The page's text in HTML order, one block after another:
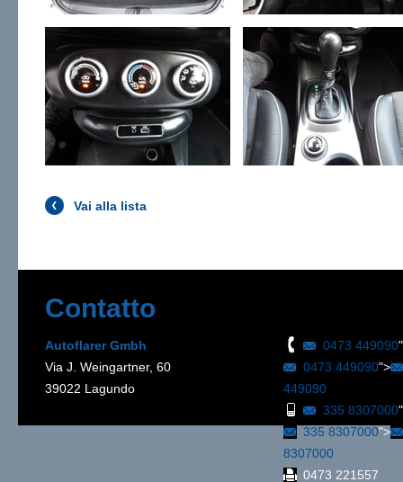
Vai alla lista
Contatto
Autoflarer Gmbh
Via J. Weingartner, 60
39022 Lagundo
0473 449090
0473 449090">
449090
335 8307000
335 8307000">
8307000
0473 221557